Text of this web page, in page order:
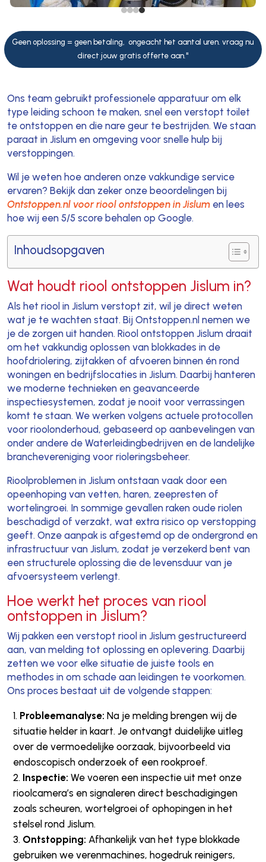
Geen oplossing = geen betaling, ongeacht het aantal uren. vraag nu
direct jouw gratis offerte aan."
Ons team gebruikt professionele apparatuur om elk
type leiding schoon te maken, snel een verstopt toilet
te ontstoppen en die nare geur te bestrijden. We staan
paraat in Jislum en omgeving voor snelle hulp bij
verstoppingen.
Wil je weten hoe anderen onze vakkundige service
ervaren? Bekijk dan zeker onze beoordelingen bij
Ontstoppen.nl voor riool ontstoppen in Jislumen lees
hoe wij een 5/5 score behalen op Google.
Inhoudsopgaven
Wat houdt riool ontstoppen Jislum in?
Als het riool in Jislum verstopt zit, wil je direct weten
wat je te wachten staat. Bij Ontstoppen.nl nemen we
je de zorgen uit handen. Riool ontstoppen Jislum draait
om het vakkundig oplossen van blokkades in de
hoofdriolering, zijtakken of afvoeren binnen én rond
woningen en bedrijfslocaties in Jislum. Daarbij hanteren
we moderne technieken en geavanceerde
inspectiesystemen, zodat je nooit voor verrassingen
komt te staan. We werken volgens actuele protocollen
voor rioolonderhoud, gebaseerd op aanbevelingen van
onder andere de Waterleidingbedrijven en de landelijke
branchevereniging voor rioleringsbeheer.
Rioolproblemen in Jislum ontstaan vaak door een
opeenhoping van vetten, haren, zeepresten of
wortelingroei. In sommige gevallen raken oude riolen
beschadigd of verzakt, wat extra risico op verstopping
geeft. Onze aanpak is afgestemd op de ondergrond en
infrastructuur van Jislum, zodat je verzekerd bent van
een structurele oplossing die de levensduur van je
afvoersysteem verlengt.
Hoe werkt het proces van riool
ontstoppen in Jislum?
Wij pakken een verstopt riool in Jislum gestructureerd
aan, van melding tot oplossing en oplevering. Daarbij
zetten we voor elke situatie de juiste tools en
methodes in om schade aan leidingen te voorkomen.
Ons proces bestaat uit de volgende stappen:
Probleemanalyse: Na je melding brengen wij de
situatie helder in kaart. Je ontvangt duidelijke uitleg
over de vermoedelijke oorzaak, bijvoorbeeld via
endoscopisch onderzoek of een rookproef.
Inspectie: We voeren een inspectie uit met onze
rioolcamera’s en signaleren direct beschadigingen
zoals scheuren, wortelgroei of ophopingen in het
stelsel rond Jislum.
Ontstopping: Afhankelijk van het type blokkade
gebruiken we verenmachines, hogedruk reinigers,